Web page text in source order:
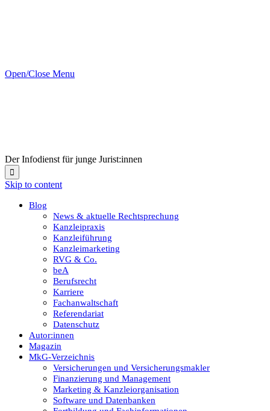
Open/Close Menu
Der Infodienst für junge Jurist:innen

Skip to content
Blog
News & aktuelle Rechtsprechung
Kanzleipraxis
Kanzleiführung
Kanzleimarketing
RVG & Co.
beA
Berufsrecht
Karriere
Fachanwaltschaft
Referendariat
Datenschutz
Autor:innen
Magazin
MkG-Verzeichnis
Versicherungen und Versicherungsmakler
Finanzierung und Management
Marketing & Kanzleiorganisation
Software und Datenbanken